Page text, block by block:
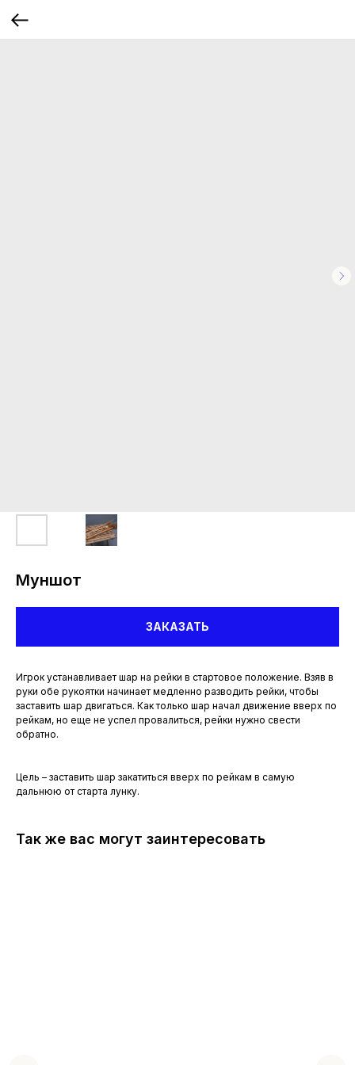
Муншот
ЗАКАЗАТЬ
Игрок устанавливает шар на рейки в стартовое положение. Взяв в
руки обе рукоятки начинает медленно разводить рейки, чтобы
заставить шар двигаться. Как только шар начал движение вверх по
рейкам, но еще не успел провалиться, рейки нужно свести
обратно.
Цель – заставить шар закатиться вверх по рейкам в самую
дальнюю от старта лунку.
Так же вас могут заинтересовать